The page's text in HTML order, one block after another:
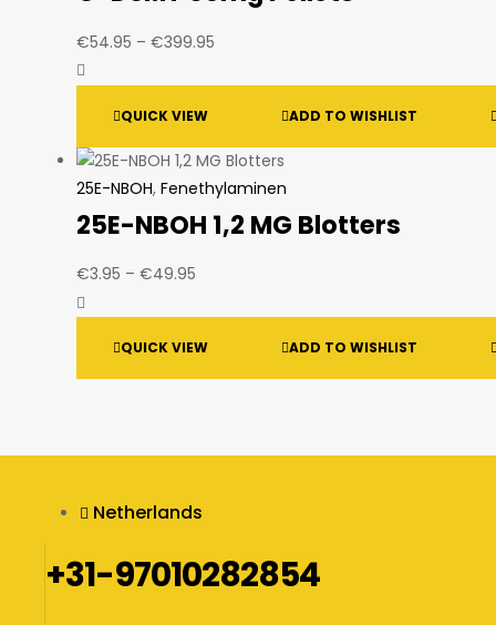
€54.95 – €399.95
€399.95
QUICK VIEW ADD TO WISHLIST
25E-NBOH, Fenethylaminen
25E-NBOH 1,2 MG Blotters
€3.95 – €49.95
through
€49.95
QUICK VIEW ADD TO WISHLIST
Netherlands
+31-97010282854